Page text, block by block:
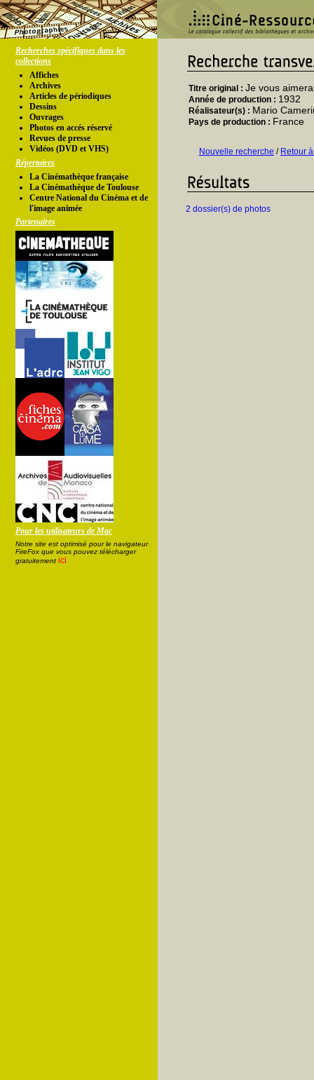
Recherches spécifiques dans les
collections
Affiches
Archives
Articles de périodiques
Dessins
Ouvrages
Photos en accés réservé
Revues de presse
Vidéos (DVD et VHS)
Répertoires
La Cinémathèque française
La Cinémathèque de Toulouse
Centre National du Cinéma et de
l'image animée
Partenaires
Pour les utilisateurs de Mac
Notre site est optimisé pour le navigateur
FireFox que vous pouvez télécharger
gratuitement ici
Titre original : Je vous
Année de production : 1932
Réalisateur(s) : Mario
Pays de production : France
Nouvelle recherche / Retour
2 dossier(s) de photos